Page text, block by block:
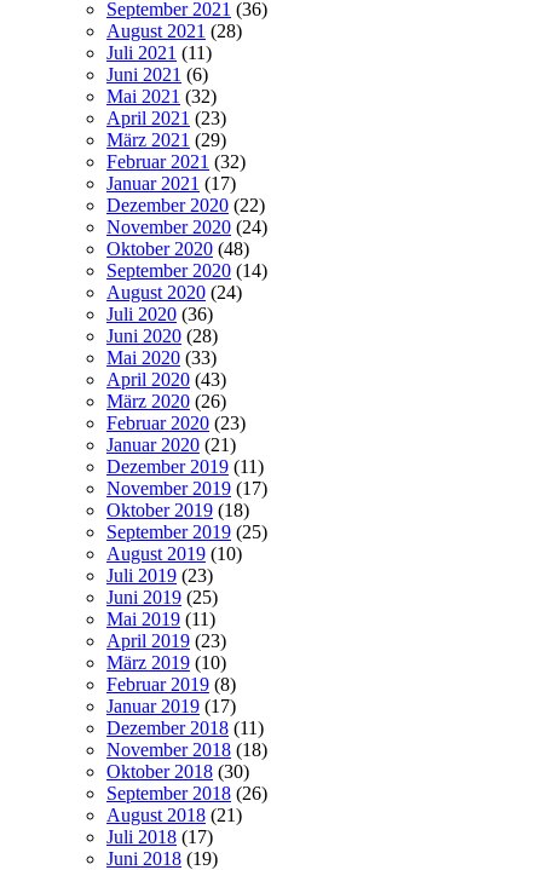
September 2021 (36)
August 2021 (28)
Juli 2021 (11)
Juni 2021 (6)
Mai 2021 (32)
April 2021 (23)
März 2021 (29)
Februar 2021 (32)
Januar 2021 (17)
Dezember 2020 (22)
November 2020 (24)
Oktober 2020 (48)
September 2020 (14)
August 2020 (24)
Juli 2020 (36)
Juni 2020 (28)
Mai 2020 (33)
April 2020 (43)
März 2020 (26)
Februar 2020 (23)
Januar 2020 (21)
Dezember 2019 (11)
November 2019 (17)
Oktober 2019 (18)
September 2019 (25)
August 2019 (10)
Juli 2019 (23)
Juni 2019 (25)
Mai 2019 (11)
April 2019 (23)
März 2019 (10)
Februar 2019 (8)
Januar 2019 (17)
Dezember 2018 (11)
November 2018 (18)
Oktober 2018 (30)
September 2018 (26)
August 2018 (21)
Juli 2018 (17)
Juni 2018 (19)